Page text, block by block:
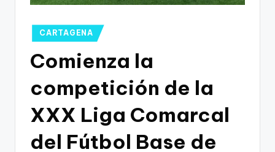
Publicado
en
CARTAGENA
Comienza la
competición de la
XXX Liga Comarcal
del Fútbol Base de